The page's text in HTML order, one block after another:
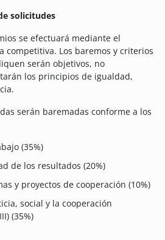
solicitudes
se efectuará mediante el
competitiva. Los baremos y criterios
serán objetivos, no
los principios de igualdad,
serán baremadas conforme a los
(35%)
de los resultados (20%)
y proyectos de cooperación (10%)
social y la cooperación
(35%)